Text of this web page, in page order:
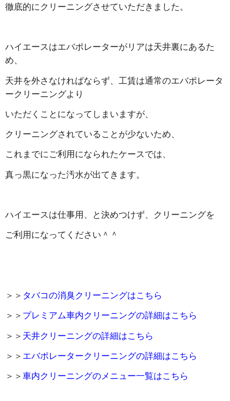
徹底的にクリーニングさせていただきました。
ハイエースはエバポレーターがリアは天井裏にあるた
め、
天井を外さなければならず、工賃は通常のエバポレータ
ークリーニングより
いただくことになってしまいますが、
クリーニングされていることが少ないため、
これまでにご利用になられたケースでは、
真っ黒になった汚水が出てきます。
ハイエースは仕事用、と決めつけず、クリーニングを
ご利用になってください＾＾
＞＞ タバコの消臭クリーニングはこちら
＞＞ プレミアム車内クリーニングの詳細はこちら
＞＞ 天井クリーニングの詳細はこちら
＞＞ エバポレータークリーニングの詳細はこちら
＞＞ 車内クリーニングのメニュー一覧はこちら